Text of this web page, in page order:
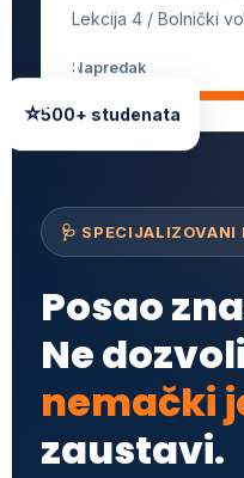
🩺 SPECIJALIZOVANI
Posao
Ne
nemački
zaustavi.
Lekcija 4 / Bolnički
Napredak
⭐500+ studenata